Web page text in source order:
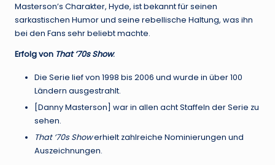
Masterson’s Charakter, Hyde, ist bekannt für seinen
sarkastischen Humor und seine rebellische Haltung, was ihn
bei den Fans sehr beliebt machte.
Erfolg von That ’70s Show:
Die Serie lief von 1998 bis 2006 und wurde in über 100
Ländern ausgestrahlt.
[Danny Masterson] war in allen acht Staffeln der Serie zu
sehen.
That ’70s Showerhielt zahlreiche Nominierungen und
Auszeichnungen.